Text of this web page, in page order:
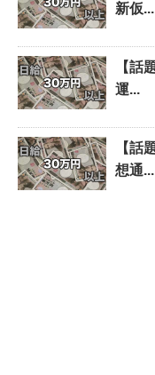
新仮...
【話
運...
【話
想通...